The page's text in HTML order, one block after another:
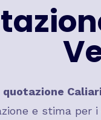
quotazione
e stima per i